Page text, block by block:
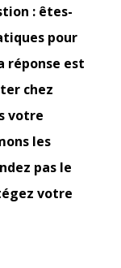
: êtes-
pour
réponse est
chez
votre
les
pas le
votre